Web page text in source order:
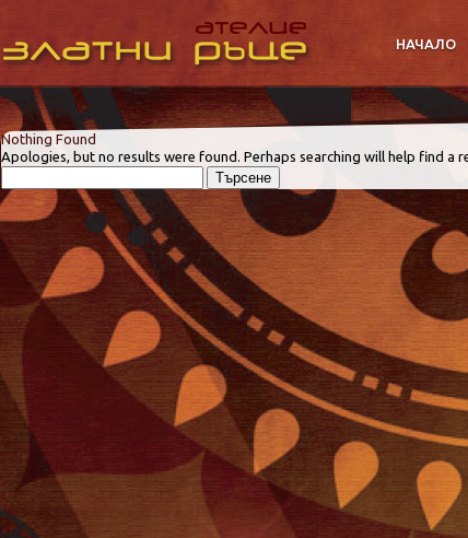
НАЧАЛО
Nothing Found
Apologies, but no results were found. Perhaps searching will help find a
за: